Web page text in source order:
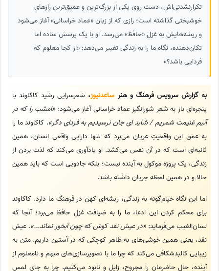
تکرارنشدنی‌اش، دست روی یکی از بزرگ‌ترین و عمیق‌ترین رازهای
خوشبختی گذاشته است؛ رازی که از زبان «عماد خراسانی» آغاز می‌شود
و ریشه‌هایش به غزل‌ «حافظ» می‌رسد. او با یک پرسش ساده اما
تکان‌دهنده، نگاه ما را به زندگی تغییر می‌دهد: «از کجا معلوم که
فردایی باشد؟»
به گزارش سرویس فرهنگ و هنر ساعدنیوز، شعرسرایی رشید کاکاوند با
پنجره‌ای باز به شعر شورانگیز عماد خراسانی آغاز می‌شود: «امشب را که در
آنیم غنیمت شمریم / شاید ای جان نرسیدیم به فردای دگر». کاکاوند ما را
به عمق این واقعیتِ عریان می‌برد که تنها دارایی واقعی انسان، همین
ثانیه‌ای است که در آن نفس می‌کشد. او یادآوری می‌کند که لذت بردن از
زندگی، یک پروژه موکول به آینده نیست؛ بلکه جادویی است که باید همین
حالا و در همین لحظه جریان داشته باشد.
اما این نگاه خیام‌گونه به زندگی، ریشه‌ای کهن در فرهنگ ما دارد. کاکاوند
برای محکم کردن این ادعا، ما را به ضیافت غزل حافظ می‌برد؛ آنجا که
لسان‌الغیب می‌فرماید: «در عیش نقد کوش که چون آبخور نماند...». عیش
نقد، یعنی همین خوشی‌های به ظاهر کوچکی که در آستین داریم. متن به
زیبایی کالبدشکافی می‌کند که چرا ما با تصویرسازی‌های مبهم و نامعلوم از
آینده، حالِ حاضرمان را مجروح، زایل و نابود می‌کنیم. چرا به جای لمسِ